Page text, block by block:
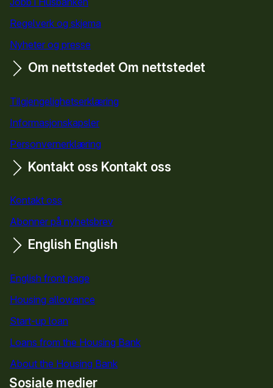
Regelverk og skjema
Nyheter og presse
Om nettstedet Om nettstedet
Tilgjengelighetserklæring
Informasjonskapsler
Personvernerklæring
Kontakt oss Kontakt oss
Kontakt oss
Abonner på nyhetsbrev
English English
English front page
Housing allowance
Start-up loan
Loans from the Housing Bank
About the Housing Bank
Sosiale medier